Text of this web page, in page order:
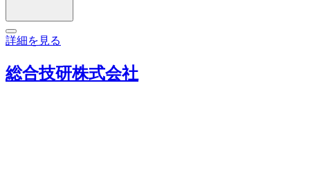
詳細を見る
総合技研株式会社